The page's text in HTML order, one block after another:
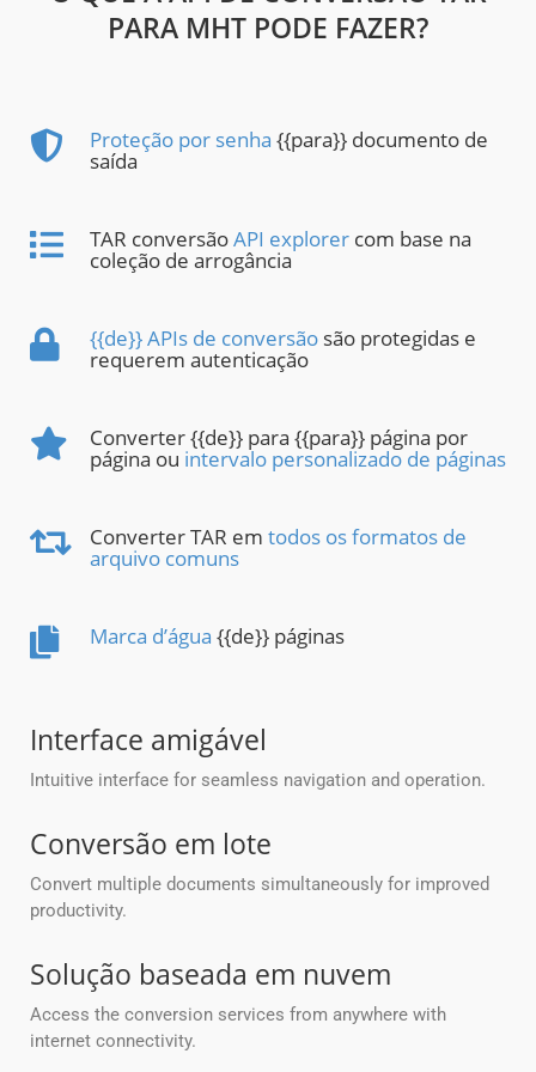
PARA MHT PODE FAZER?
Proteção por senha {{para}} documento de
saída
TAR conversãoAPI explorer com base na
coleção de arrogância
{{de}} APIs de conversão são protegidas e
requerem autenticação
Converter {{de}} para {{para}} página por
página ou intervalo personalizado de páginas
Converter TAR em todos os formatos de
arquivo comuns
Marca d’água {{de}} páginas
Interface amigável
Intuitive interface for seamless navigation and operation.
Conversão em lote
Convert multiple documents simultaneously for improved
productivity.
Solução baseada em nuvem
Access the conversion services from anywhere with
internet connectivity.